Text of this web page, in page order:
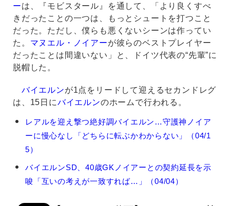
ーは、『モビスタール』を通して、「より良くすべ
きだったことの一つは、もっとシュートを打つこと
だった。ただし、僕らも悪くないシーンは作ってい
た。 マヌエル・ノイアーが彼らのベストプレイヤー
だったことは間違いない」と、ドイツ代表の“先輩”に
脱帽した。
バイエルンが1点をリードして迎えるセカンドレグ
は、15日にバイエルンのホームで行われる。
マ
ル・
イ
の
レアルを迎え撃つ絶好調バイエルン…守護神ノイア
ーに慢心なし「どちらに転ぶかわからない」（04/1
5）
バイエルンSD、40歳GKノイアーとの契約延長を示
唆「互いの考えが一致すれば…」（04/04）